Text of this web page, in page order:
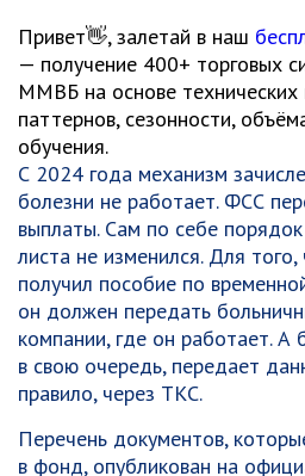
Привет👋, залетай в наш
— получение 400+ торговых
ММВБ на основе технических
паттернов, сезонности,
обучения.
С 2024 года механизм
болезни не работает. ФСС
выплаты. Сам по себе
листа не изменился. Для
получил пособие по
он должен передать
компании, где он работает. А
в свою очередь, передает
правило, через ТКС.
Перечень документов,
в фонд, опубликован на